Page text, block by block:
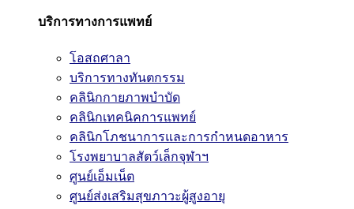
บริการทางการแพทย์
โอสถศาลา
บริการทางทันตกรรม
คลินิกกายภาพบำบัด
คลินิกเทคนิคการแพทย์
คลินิกโภชนาการและการกำหนดอาหาร
โรงพยาบาลสัตว์เล็กจุฬาฯ
ศูนย์เอ็มเน็ต
ศูนย์ส่งเสริมสุขภาวะผู้สูงอายุ